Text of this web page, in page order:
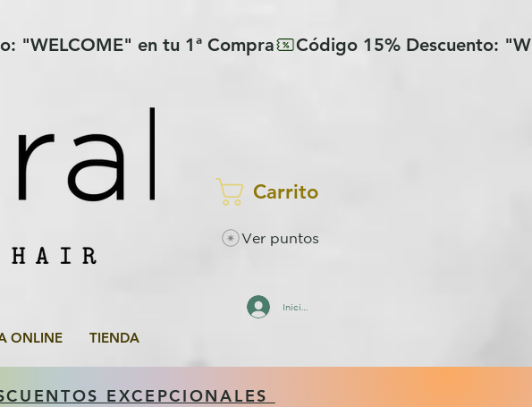
Carrito
Ver puntos
Iniciar sesión
ONLINE TIENDA
EXCEPCIONALES